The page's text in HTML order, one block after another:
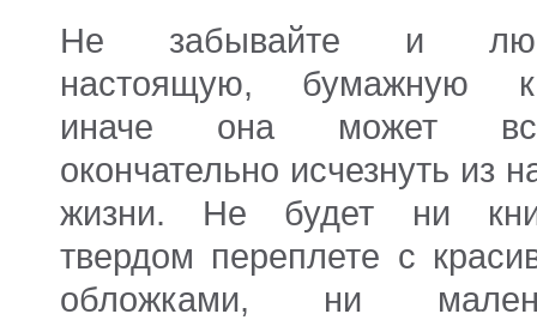
Не забывайте и
настоящую, бумажную
иначе она может
окончательно исчезнуть из
жизни. Не будет ни
твердом переплете с
обложками, ни